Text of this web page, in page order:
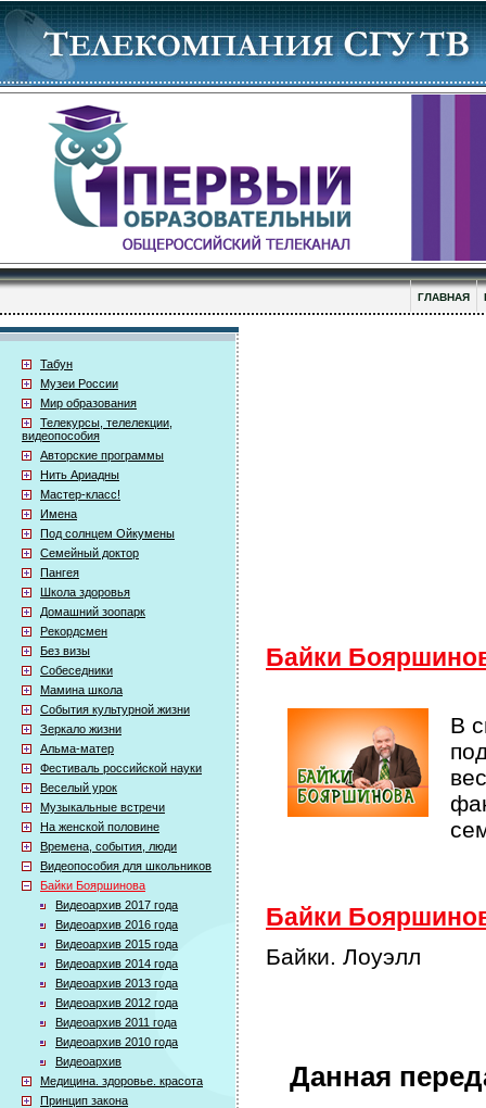
ГЛАВНАЯ
Табун
Музеи России
Мир образования
Телекурсы, телелекции,
видеопособия
Авторские программы
Нить Ариадны
Мастер-класс!
Имена
Под солнцем Ойкумены
Семейный доктор
Пангея
Школа здоровья
Домашний зоопарк
Рекордсмен
Без визы
Собеседники
Мамина школа
События культурной жизни
Зеркало жизни
Альма-матер
Фестиваль российской науки
Веселый урок
Музыкальные встречи
На женской половине
Времена, события, люди
Видеопособия для школьников
Байки Бояршинова
Видеоархив 2017 года
Видеоархив 2016 года
Видеоархив 2015 года
Видеоархив 2014 года
Видеоархив 2013 года
Видеоархив 2012 года
Видеоархив 2011 года
Видеоархив 2010 года
Видеоархив
Медицина. здоровье. красота
Принцип закона
Байки
В
Байки
Байки. Лоуэлл
Данная